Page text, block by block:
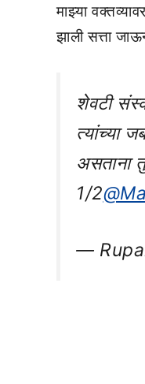
माझ्या
झाली सत्ता
शेवटी
त्यांच्या
असताना
1/2
—